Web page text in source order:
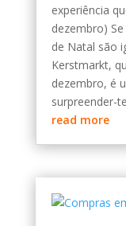
experiência
dezembro)
de Natal são
Kerstmarkt,
dezembro, é
surpreender-
read more